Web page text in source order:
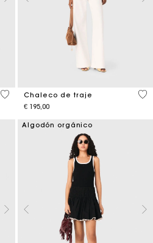
4,7 out of 5 Customer Rating
Chaleco de traje
€ 195,00
3,9
Algodón orgánico